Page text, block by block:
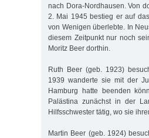
nach Dora-Nordhausen. Von
2. Mai 1945 bestieg er auf
von Wenigen überlebte. In
diesem Zeitpunkt nur noch
Moritz Beer dorthin.
Ruth Beer (geb. 1923)
1939 wanderte sie mit der
Hamburg hatte beenden
Palästina zunächst in der
Hilfsschwester tätig, wo sie
Martin Beer (geb. 1924)